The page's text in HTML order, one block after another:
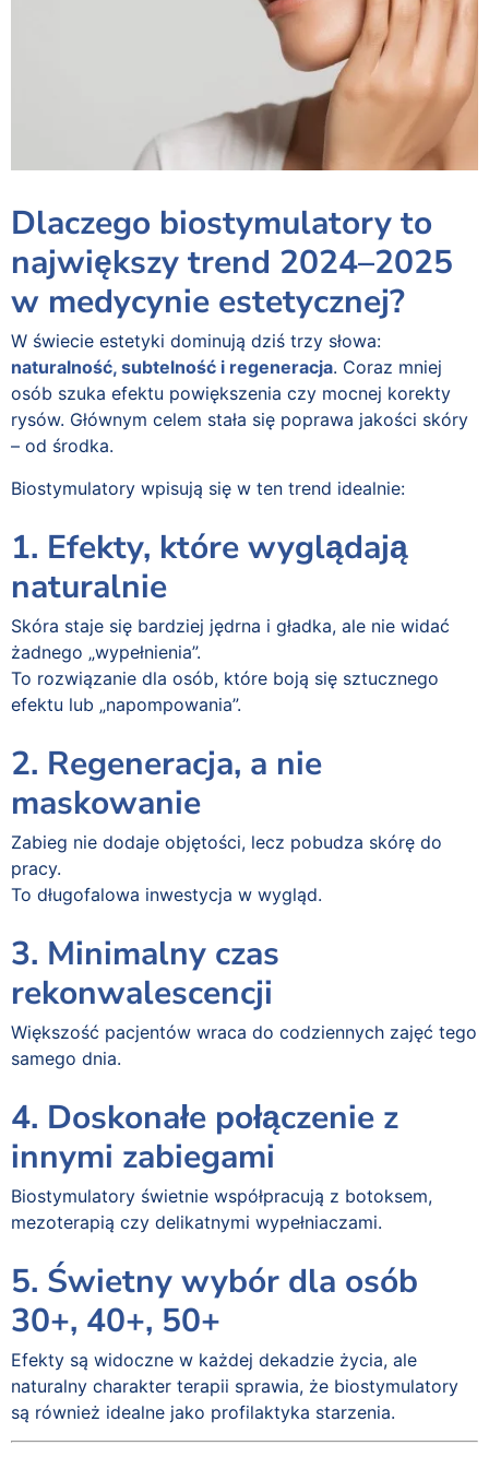
Dlaczego biostymulatory to
największy trend 2024–2025
w medycynie estetycznej?
W świecie estetyki dominują dziś trzy słowa:
naturalność, subtelność i regeneracja. Coraz mniej
osób szuka efektu powiększenia czy mocnej korekty
rysów. Głównym celem stała się poprawa jakości skóry
– od środka.
Biostymulatory wpisują się w ten trend idealnie:
1. Efekty, które wyglądają
naturalnie
Skóra staje się bardziej jędrna i gładka, ale nie widać
żadnego „wypełnienia”.
To rozwiązanie dla osób, które boją się sztucznego
efektu lub „napompowania”.
2. Regeneracja, a nie
maskowanie
Zabieg nie dodaje objętości, lecz pobudza skórę do
pracy.
To długofalowa inwestycja w wygląd.
3. Minimalny czas
rekonwalescencji
Większość pacjentów wraca do codziennych zajęć tego
samego dnia.
4. Doskonałe połączenie z
innymi zabiegami
Biostymulatory świetnie współpracują z botoksem,
mezoterapią czy delikatnymi wypełniaczami.
5. Świetny wybór dla osób
30+, 40+, 50+
Efekty są widoczne w każdej dekadzie życia, ale
naturalny charakter terapii sprawia, że biostymulatory
są również idealne jako profilaktyka starzenia.